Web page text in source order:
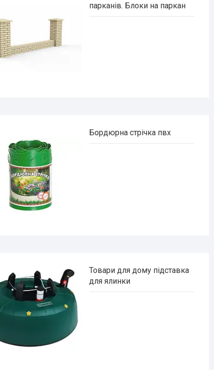
парканів. Блоки на паркан
Бордюрна стрічка пвх
Товари для дому підставка
для ялинки